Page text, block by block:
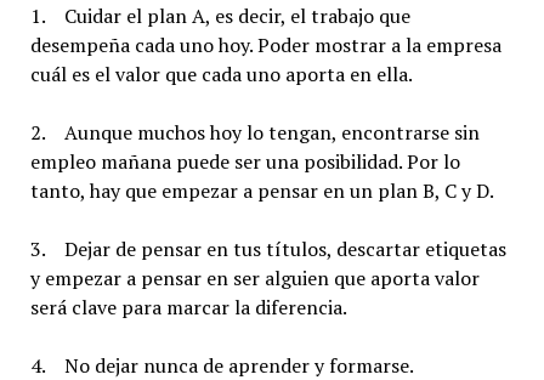
1. Cuidar el plan A, es decir, el trabajo que
desempeña cada uno hoy. Poder mostrar a la empresa
cuál es el valor que cada uno aporta en ella.
2. Aunque muchos hoy lo tengan, encontrarse sin
empleo mañana puede ser una posibilidad. Por lo
tanto, hay que empezar a pensar en un plan B, C y D.
3. Dejar de pensar en tus títulos, descartar etiquetas
y empezar a pensar en ser alguien que aporta valor
será clave para marcar la diferencia.
4. No dejar nunca de aprender y formarse.